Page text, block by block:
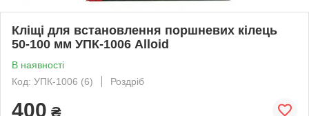
Кліщі для встановлення поршневих кілець
50-100 мм УПК-1006 Alloid
В наявності
Код: УПК-1006 (6)
Роздріб
400 ₴